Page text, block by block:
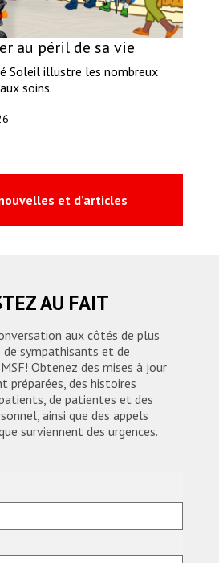
au péril de sa vie
Soleil illustre les nombreux
soins.
et d’articles
AU FAIT
aux côtés de plus
sympathisants et de
Obtenez des mises à jour
préparées, des histoires
de patientes et des
ainsi que des appels
surviennent des urgences.